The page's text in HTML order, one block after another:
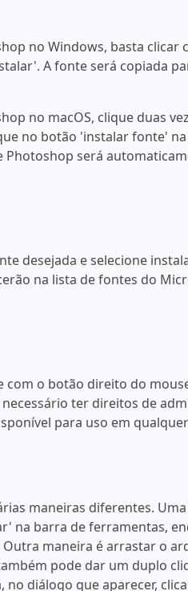
no Windows, basta clicar
A fonte será copiada
no macOS, clique duas
no botão 'instalar fonte'
será
desejada e selecione
na lista de fontes do
com o botão direito do
ter direitos de
para uso em
maneiras diferentes.
na barra de ferramentas,
maneira é arrastar o
pode dar um duplo
diálogo que aparecer,